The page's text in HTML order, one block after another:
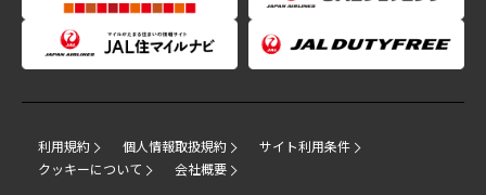
利用規約 個人情報取扱規約
サイト利用条件
クッキーについて
会社概要